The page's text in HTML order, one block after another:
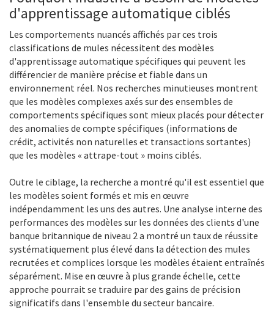
d'apprentissage automatique ciblés
Les comportements nuancés affichés par ces trois
classifications de mules nécessitent des modèles
d'apprentissage automatique spécifiques qui peuvent les
différencier de manière précise et fiable dans un
environnement réel. Nos recherches minutieuses montrent
que les modèles complexes axés sur des ensembles de
comportements spécifiques sont mieux placés pour détecter
des anomalies de compte spécifiques (informations de
crédit, activités non naturelles et transactions sortantes)
que les modèles « attrape-tout » moins ciblés.
Outre le ciblage, la recherche a montré qu'il est essentiel que
les modèles soient formés et mis en œuvre
indépendamment les uns des autres. Une analyse interne des
performances des modèles sur les données des clients d'une
banque britannique de niveau 2 a montré un taux de réussite
systématiquement plus élevé dans la détection des mules
recrutées et complices lorsque les modèles étaient entraînés
séparément. Mise en œuvre à plus grande échelle, cette
approche pourrait se traduire par des gains de précision
significatifs dans l'ensemble du secteur bancaire.